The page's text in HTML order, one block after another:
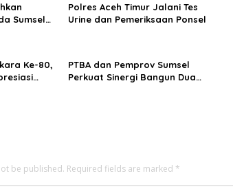
Sumsel
Polres Aceh Timur Jalani Tes
Urine dan Pemeriksaan Ponsel
Ke-80,
PTBA dan Pemprov Sumsel
Perkuat Sinergi Bangun Dua
be published. Required fields are marked *